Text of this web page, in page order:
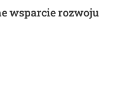
wsparcie rozwoju